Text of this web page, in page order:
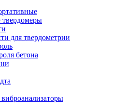
для твердометрии
бетона